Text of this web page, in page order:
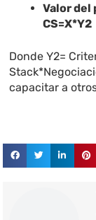
Valor
CS=X*Y2
Donde Y2=
capacitar a